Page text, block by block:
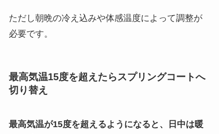
ただし朝晩の冷え込みや体感温度によって調整が
必要です。
最高気温15度を超えたらスプリングコートへ
切り替え
最高気温が15度を超えるようになると、日中は暖